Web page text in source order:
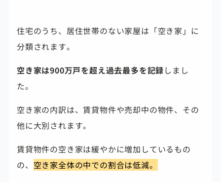
住宅のうち、居住世帯のない家屋は「空き家」に
分類されます。
空き家は900万戸を超え過去最多を記録しまし
た。
空き家の内訳は、賃貸物件や売却中の物件、その
他に大別されます。
賃貸物件の空き家は緩やかに増加しているもの
の、 空き家全体の中での割合は低減。